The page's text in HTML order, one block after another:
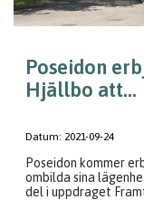
Poseidon
Hjällbo att...
Datum: 2021-09-24
Poseidon kommer
ombilda sina
del i uppdraget